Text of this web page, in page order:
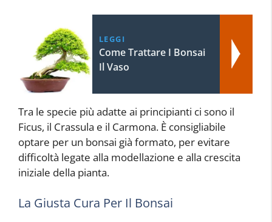
LEGGI
Come Trattare I Bonsai
Il Vaso
Tra le specie più adatte ai principianti ci sono il
Ficus, il Crassula e il Carmona. È consigliabile
optare per un bonsai già formato, per evitare
difficoltà legate alla modellazione e alla crescita
iniziale della pianta.
La Giusta Cura Per Il Bonsai